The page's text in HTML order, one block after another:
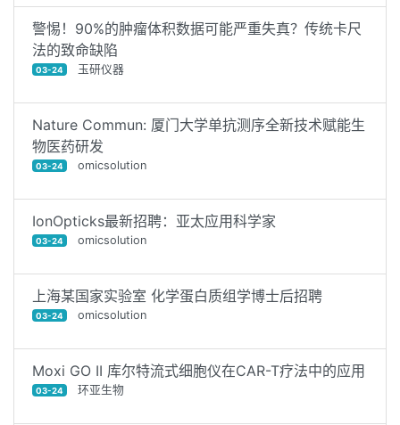
警惕！90%的肿瘤体积数据可能严重失真？传统卡尺
法的致命缺陷
03-24 玉研仪器
Nature Commun: 厦门大学单抗测序全新技术赋能生
物医药研发
03-24 omicsolution
IonOpticks最新招聘：亚太应用科学家
03-24 omicsolution
上海某国家实验室 化学蛋白质组学博士后招聘
03-24 omicsolution
Moxi GO II 库尔特流式细胞仪在CAR-T疗法中的应用
03-24 环亚生物